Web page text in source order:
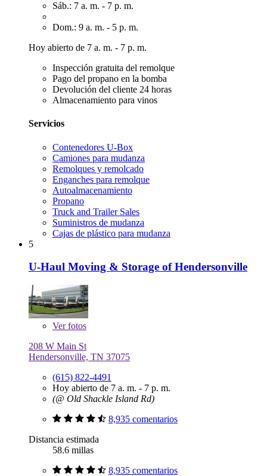
Sáb.: 7 a. m. - 7 p. m.
Dom.: 9 a. m. - 5 p. m.
Hoy abierto de 7 a. m. - 7 p. m.
Inspección gratuita del remolque
Pago del propano en la bomba
Devolución del cliente 24 horas
Almacenamiento para vinos
Servicios
Contenedores U-Box
Camiones para mudanza
Remolques y remolcado
Enganches para remolque
Autoalmacenamiento
Propano
Truck and Trailer Sales
Suministros de mudanza
Cajas de plástico para mudanza
5
U-Haul Moving & Storage of Hendersonville
Verfotos
208 W Main St
Hendersonville, TN 37075
(615) 822-4491
Hoy abierto de 7 a. m. - 7 p. m.
(@ Old Shackle Island Rd)
8,935 comentarios
Distancia estimada
58.6 millas
8,935 comentarios